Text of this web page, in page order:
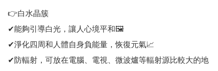
👉白水晶簇
✔能夠引導白光，讓人心境平和🖼
✔淨化四周和人體自身負能量，恢復元氣📈
✔防輻射，可放在電腦、電視、微波爐等輻射源比較大的地